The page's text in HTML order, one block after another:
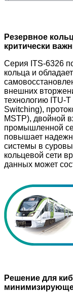
Резервное
критически
Серия ITS-6326
кольца и
внешних
технологию ITU-
Switching),
MSTP), двойной
промышленной
повышает
системы в
кольцевой сети
данных может
Решение для